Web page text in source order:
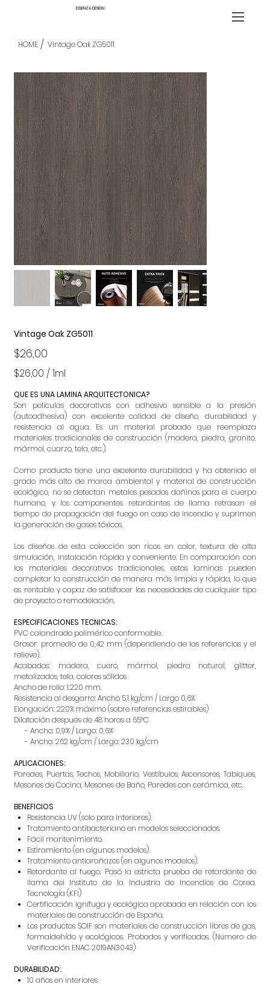
ESSENZA DESIGN
HOME / Vintage Oak ZG5011
Vintage Oak ZG5011
Precio
$26,00
$26,00
por
$26,00 / 1ml
QUE ES UNA LAMINA ARQUITECTONICA?
Son películas decorativas con adhesivo sensible a la presión
(autoadhesiva) con excelente calidad de diseño, durabilidad y
resistencia al agua. Es un material probado que reemplaza
materiales tradicionales de construcción (madera, piedra, granito,
mármol, cuarzo, tela, etc.).
Como producto tiene una excelente durabilidad y ha obtenido el
grado más alto de marca ambiental y material de construcción
ecológico, no se detectan metales pesados dañinos para el cuerpo
humano, y los componentes retardantes de llama retrasan el
tiempo de propagación del fuego en caso de incendio y suprimen
la generación de gases tóxicos.
Los diseños de esta colección son ricos en color, textura de alta
simulación, instalación rápida y conveniente. En comparación con
los materiales decorativos tradicionales, estas laminas pueden
completar la construcción de manera más limpia y rápida, lo que
es rentable y capaz de satisfacer las necesidades de cualquier tipo
de proyecto o remodelación.
ESPECIFICACIONES TECNICAS:
PVC calandrado polimérico conformable.
Grosor: promedio de 0,42 mm (dependiendo de las referencias y el
relieve).
Acabados: madera, cuero, mármol, piedra natural, glitter,
metalizados, tela, colores sólidos
Ancho de rollo: 1.220 mm.
Resistencia al desgarro: Ancho 5,1 kg/cm / Largo 0,6%
Elongación: 220% máximo (sobre referencias estirables)
Dilatación después de 48 horas a 65°C
- Ancho: 0,9% / Largo: 0,6%
- Ancho: 262 kg/cm / Largo: 230 kg/cm
APLICACIONES:
Paredes, Puertas, Techos, Mobiliario, Vestíbulos, Ascensores, Tabiques,
Mesones de Cocina, Mesones de Baño, Paredes con cerámica, etc.
BENEFICIOS
Resistencia UV (solo para interiores).
Tratamiento antibacteriano en modelos seleccionados.
Fácil mantenimiento.
Estiramiento (en algunos modelos).
Tratamiento antiarañazos (en algunos modelos).
Retardante al fuego. Pasó la estricta prueba de retardante de
llama del Instituto de la Industria de Incendios de Corea.
Tecnología (KFI)
Certificación ignífuga y ecológica aprobada en relación con los
materiales de construcción de España.
Los productos SOIF son materiales de construcción libres de gas,
formaldehído y ecológicos. Probados y verificados. (Número de
Verificación ENAC 2019AN3043)
DURABILIDAD:
10 años en interiores